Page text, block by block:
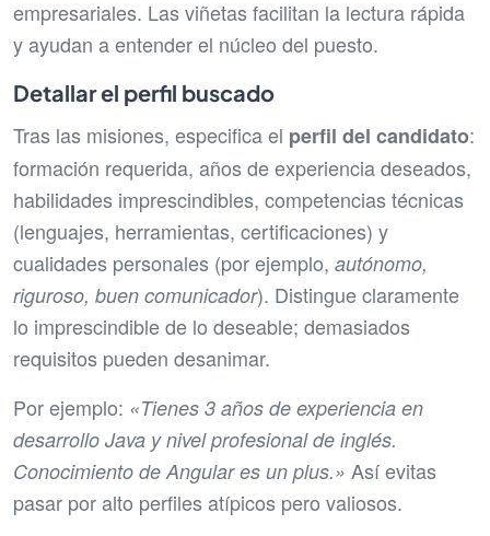
empresariales. Las viñetas facilitan la lectura rápida
y ayudan a entender el núcleo del puesto.
Detallar el perfil buscado
Tras las misiones, especifica el perfil del candidato:
formación requerida, años de experiencia deseados,
habilidades imprescindibles, competencias técnicas
(lenguajes, herramientas, certificaciones) y
cualidades personales (por ejemplo, autónomo,
riguroso, buen comunicador). Distingue claramente
lo imprescindible de lo deseable; demasiados
requisitos pueden desanimar.
Por ejemplo: «Tienes 3 años de experiencia en
desarrollo Java y nivel profesional de inglés.
Conocimiento de Angular es un plus.» Así evitas
pasar por alto perfiles atípicos pero valiosos.